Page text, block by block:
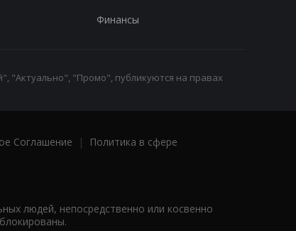
Финансы
"Актуально", "Промо", публикуются на правах
Соглашение |
Политика в сфере
людей, непосредственно или косвенно